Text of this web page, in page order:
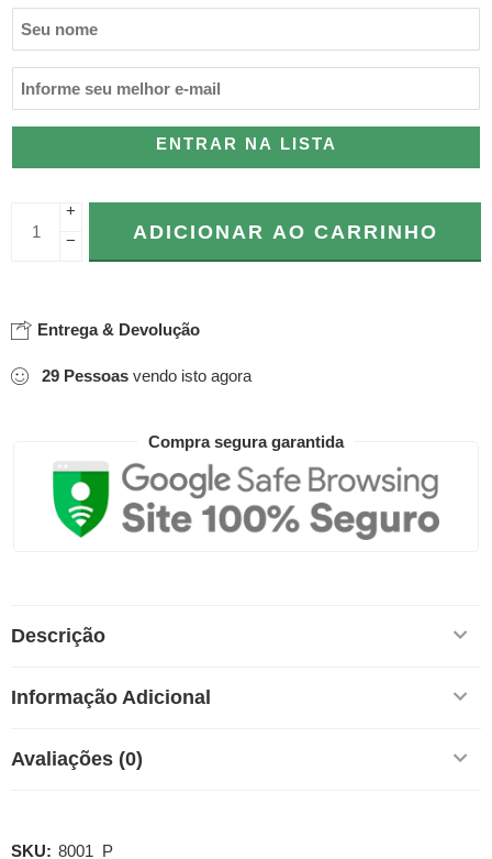
ENTRAR NA LISTA
+
−
ADICIONAR AO CARRINHO
Entrega & Devolução
29 Pessoas vendo isto agora
Compra segura garantida
Descrição
Informação Adicional
Avaliações (0)
SKU: 8001_P